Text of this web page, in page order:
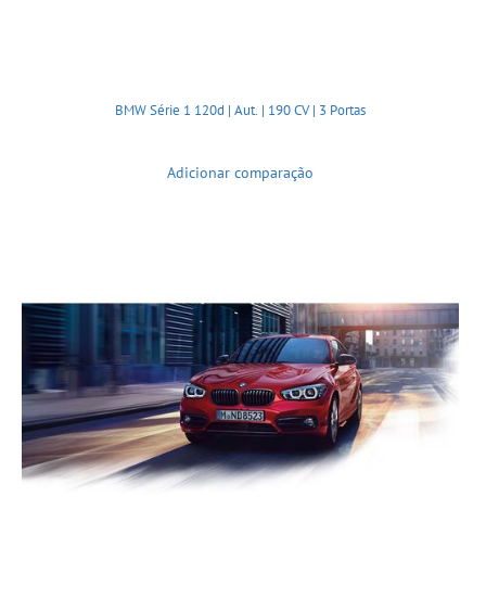
BMW Série 1 120d | Aut. | 190 CV | 3 Portas
Adicionar comparação